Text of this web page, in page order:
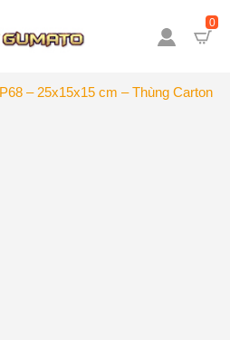
0
P68 – 25x15x15 cm – Thùng Carton